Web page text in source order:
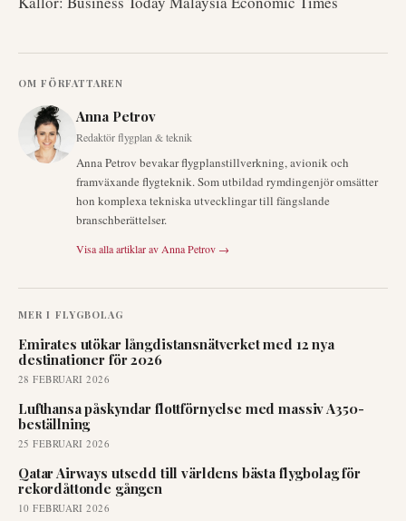
OM FÖRFATTAREN
Anna Petrov
Redaktör flygplan & teknik
Anna Petrov bevakar flygplanstillverkning, avionik och
framväxande flygteknik. Som utbildad rymdingenjör omsätter
hon komplexa tekniska utvecklingar till fängslande
branschberättelser.
Visa alla artiklar av Anna Petrov →
MER I FLYGBOLAG
Emirates utökar långdistansnätverket med 12 nya
destinationer för 2026
28 FEBRUARI 2026
Lufthansa påskyndar flottförnyelse med massiv A350-
beställning
25 FEBRUARI 2026
Qatar Airways utsedd till världens bästa flygbolag för
rekordåttonde gången
10 FEBRUARI 2026